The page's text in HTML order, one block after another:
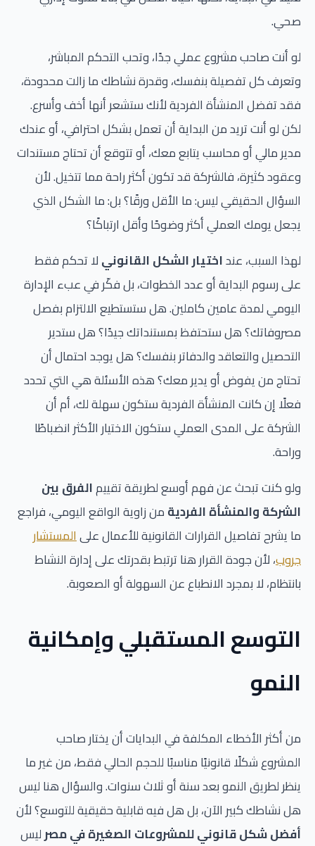
صحي.
لو أنت صاحب مشروع عملي جدًا، وتحب التحكم المباشر،
وتعرف كل تفصيلة بنفسك، وقدرة نشاطك ما زالت محدودة،
فقد تفضل المنشأة الفردية لأنك ستشعر أنها أخف وأسرع.
لكن لو أنت تريد من البداية أن تعمل بشكل احترافي، أو عندك
مدير مالي أو محاسب يتابع معك، أو تتوقع أن تحتاج مستندات
وعقود كثيرة، فالشركة قد تكون أكثر راحة مما تتخيل. لأن
السؤال الحقيقي ليس: ما الأقل ورقًا؟ بل: ما الشكل الذي
يجعل يومك العملي أكثر وضوحًا وأقل ارتباكًا؟
لهذا السبب، عنداختيار الشكل القانونيلا تحكم فقط
على رسوم البداية أو عدد الخطوات، بل فكّر في عبء الإدارة
اليومي لمدة عامين كاملين. هل ستستطيع الالتزام بفصل
مصروفاتك؟ هل ستحتفظ بمستنداتك جيدًا؟ هل ستدير
التحصيل والتعاقد والدفاتر بنفسك؟ هل يوجد احتمال أن
تحتاج من يفوض أو يدير معك؟ هذه الأسئلة هي التي تحدد
فعلًا إن كانت المنشأة الفردية ستكون سهلة لك، أم أن
الشركة على المدى العملي ستكون الاختيار الأكثر انضباطًا
وراحة.
ولو كنت تبحث عن فهم أوسع لطريقة تقييمالفرق بين
الشركة والمنشأة الفرديةمن زاوية الواقع اليومي، فراجع
ما يشرح تفاصيل القرارات القانونية للأعمال علىالمستشار
جروب، لأن جودة القرار هنا ترتبط بقدرتك على إدارة النشاط
بانتظام، لا بمجرد الانطباع عن السهولة أو الصعوبة.
التوسع المستقبلي وإمكانية
النمو
من أكثر الأخطاء المكلفة في البدايات أن يختار صاحب
المشروع شكلًا قانونيًا مناسبًا للحجم الحالي فقط، من غير ما
ينظر لطريق النمو بعد سنة أو ثلاث سنوات. والسؤال هنا ليس
هل نشاطك كبير الآن، بل هل فيه قابلية حقيقية للتوسع؟ لأن
أفضل شكل قانوني للمشروعات الصغيرة في مصرليس